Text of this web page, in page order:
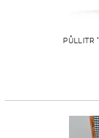
PŮLLITR